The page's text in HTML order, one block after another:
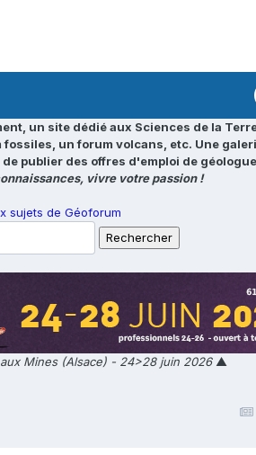
un site dédié aux Sciences de la
un forum volcans, etc. Une
publier des offres d'emploi de
vivre votre passion !
sujets de Géoforum
Mines (Alsace) - 24>28 juin 2026▲